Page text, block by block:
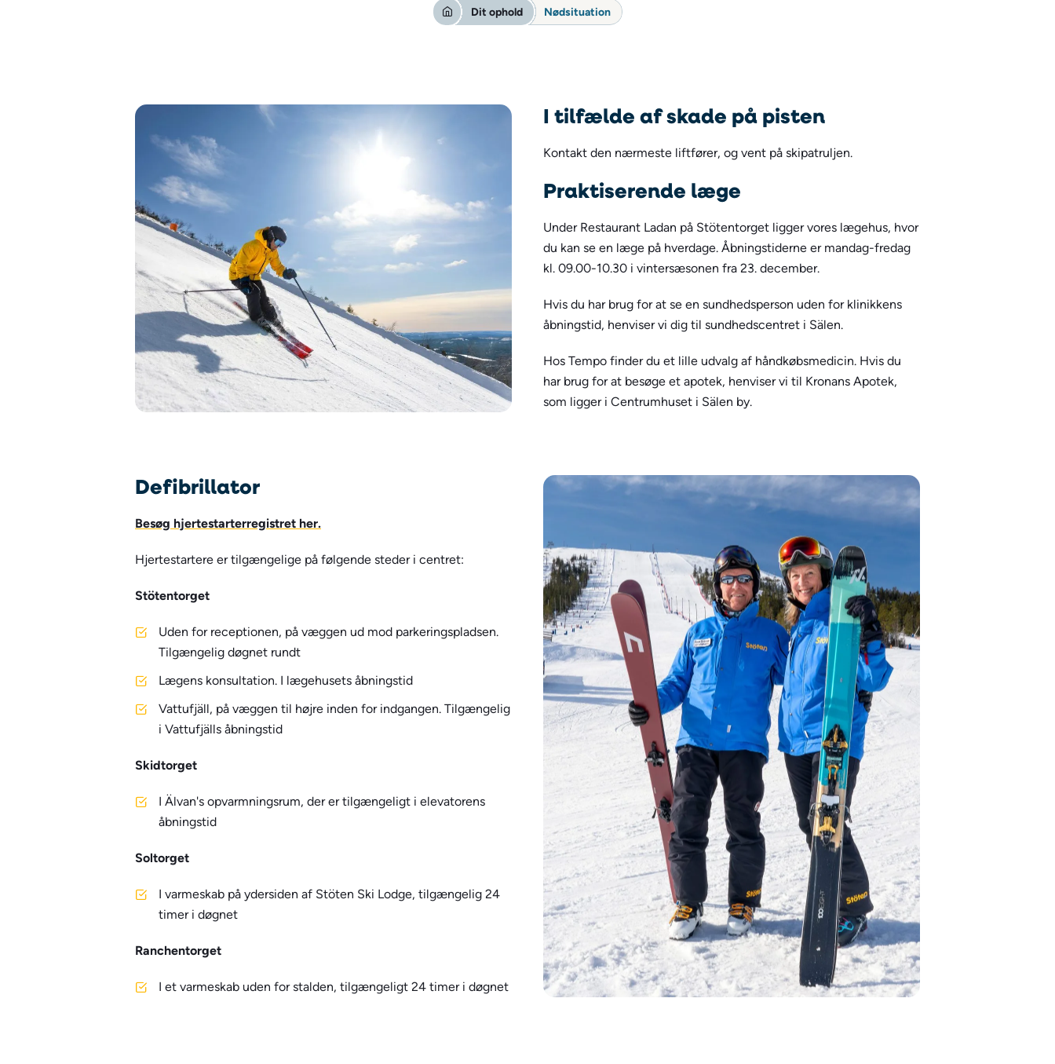
Dit ophold Nødsituation
I tilfælde af skade på pisten
Kontakt den nærmeste liftfører, og vent på skipatruljen.
Praktiserende læge
Under Restaurant Ladan på Stötentorget ligger vores lægehus, hvor
du kan se en læge på hverdage. Åbningstiderne er mandag-fredag
kl. 09.00-10.30 i vintersæsonen fra 23. december.
Hvis du har brug for at se en sundhedsperson uden for klinikkens
åbningstid, henviser vi dig til sundhedscentret i Sälen.
Hos Tempo finder du et lille udvalg af håndkøbsmedicin. Hvis du
har brug for at besøge et apotek, henviser vi til Kronans Apotek,
som ligger i Centrumhuset i Sälen by.
Defibrillator
Besøg hjertestarterregistret her.
Hjertestartere er tilgængelige på følgende steder i centret:
Stötentorget
Uden for receptionen, på væggen ud mod parkeringspladsen.
Tilgængelig døgnet rundt
Lægens konsultation. I lægehusets åbningstid
Vattufjäll, på væggen til højre inden for indgangen. Tilgængelig
i Vattufjälls åbningstid
Skidtorget
I Älvan's opvarmningsrum, der er tilgængeligt i elevatorens
åbningstid
Soltorget
I varmeskab på ydersiden af Stöten Ski Lodge, tilgængelig 24
timer i døgnet
Ranchentorget
I et varmeskab uden for stalden, tilgængeligt 24 timer i døgnet